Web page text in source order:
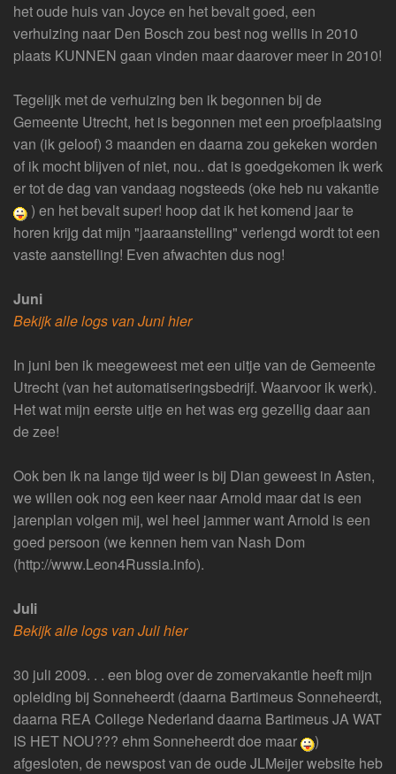
het oude huis van Joyce en het bevalt goed, een
verhuizing naar Den Bosch zou best nog wellis in 2010
plaats KUNNEN gaan vinden maar daarover meer in 2010!
Tegelijk met de verhuizing ben ik begonnen bij de
Gemeente Utrecht, het is begonnen met een proefplaatsing
van (ik geloof) 3 maanden en daarna zou gekeken worden
of ik mocht blijven of niet, nou.. dat is goedgekomen ik werk
er tot de dag van vandaag nogsteeds (oke heb nu vakantie
) en het bevalt super! hoop dat ik het komend jaar te
horen krijg dat mijn "jaaraanstelling" verlengd wordt tot een
vaste aanstelling! Even afwachten dus nog!
Juni
Bekijk alle logs van Juni hier
In juni ben ik meegeweest met een uitje van de Gemeente
Utrecht (van het automatiseringsbedrijf. Waarvoor ik werk).
Het wat mijn eerste uitje en het was erg gezellig daar aan
de zee!
Ook ben ik na lange tijd weer is bij Dian geweest in Asten,
we willen ook nog een keer naar Arnold maar dat is een
jarenplan volgen mij, wel heel jammer want Arnold is een
goed persoon (we kennen hem van Nash Dom
(http://www.Leon4Russia.info).
Juli
Bekijk alle logs van Juli hier
30 juli 2009. . . een blog over de zomervakantie heeft mijn
opleiding bij Sonneheerdt (daarna Bartimeus Sonneheerdt,
daarna REA College Nederland daarna Bartimeus JA WAT
IS HET NOU??? ehm Sonneheerdt doe maar
)
afgesloten, de newspost van de oude JLMeijer website heb